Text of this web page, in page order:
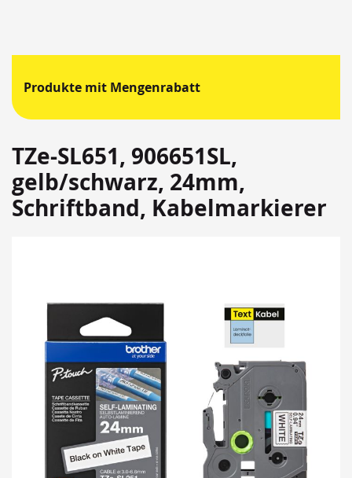
Produkte mit Mengenrabatt
TZe-SL651, 906651SL,
gelb/schwarz, 24mm,
Schriftband, Kabelmarkierer
zum
der
Bildergalerie